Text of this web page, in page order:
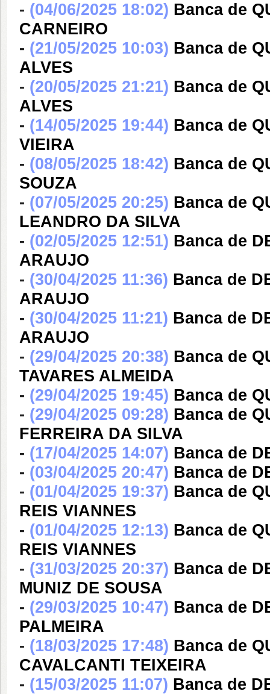
- (04/06/2025 18:02) Banca de
CARNEIRO
- (21/05/2025 10:03) Banca de
ALVES
- (20/05/2025 21:21) Banca de
ALVES
- (14/05/2025 19:44) Banca de
VIEIRA
- (08/05/2025 18:42) Banca de
SOUZA
- (07/05/2025 20:25) Banca de
LEANDRO DA SILVA
- (02/05/2025 12:51) Banca de
ARAUJO
- (30/04/2025 11:36) Banca de
ARAUJO
- (30/04/2025 11:21) Banca de
ARAUJO
- (29/04/2025 20:38) Banca de
TAVARES ALMEIDA
- (29/04/2025 19:45) Banca de
- (29/04/2025 09:28) Banca de
FERREIRA DA SILVA
- (17/04/2025 14:07) Banca de
- (03/04/2025 20:47) Banca de
- (01/04/2025 19:37) Banca de
REIS VIANNES
- (01/04/2025 12:13) Banca de
REIS VIANNES
- (31/03/2025 20:37) Banca de
MUNIZ DE SOUSA
- (29/03/2025 10:47) Banca de
PALMEIRA
- (18/03/2025 17:48) Banca de
CAVALCANTI TEIXEIRA
- (15/03/2025 11:07) Banca de